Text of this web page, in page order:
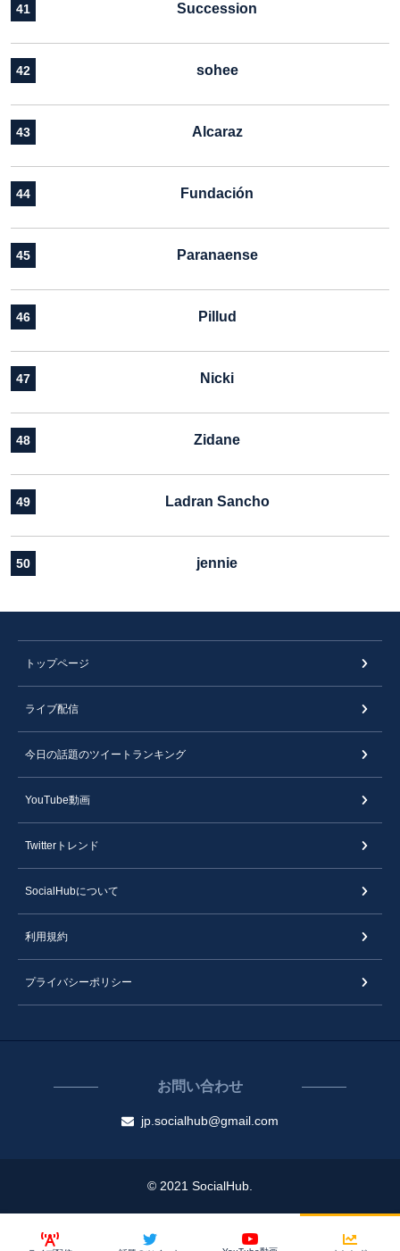
41 Succession
42 sohee
43 Alcaraz
44 Fundación
45 Paranaense
46 Pillud
47 Nicki
48 Zidane
49 Ladran Sancho
50 jennie
トップページ
ライブ配信
今日の話題のツイートランキング
YouTube動画
Twitterトレンド
SocialHubについて
利用規約
プライバシーポリシー
お問い合わせ
jp.socialhub@gmail.com
© 2021 SocialHub.